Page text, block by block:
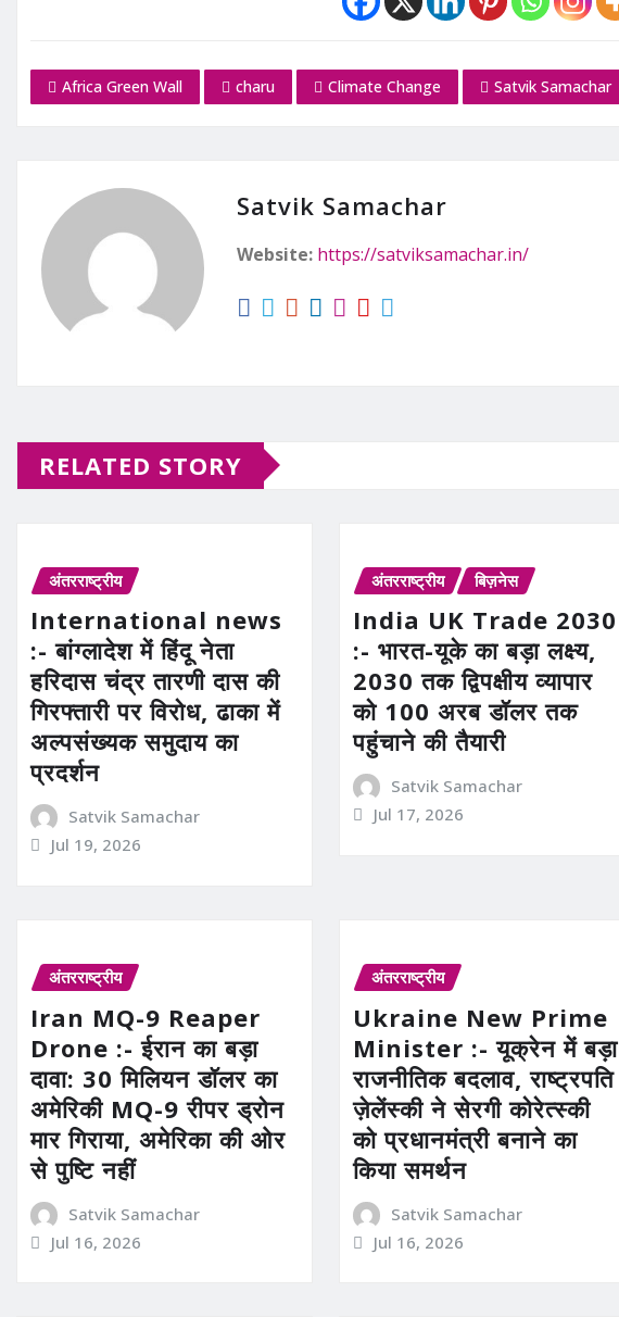
Africa Green Wall charu Climate Change Satvik Samachar
Satvik Samachar
Website: https://satviksamachar.in/
RELATED STORY
अंतरराष्ट्रीय
International news
:- बांग्लादेश में हिंदू नेता
हरिदास चंद्र तारणी दास की
गिरफ्तारी पर विरोध, ढाका में
अल्पसंख्यक समुदाय का
प्रदर्शन
Satvik Samachar
Jul 19, 2026
अंतरराष्ट्रीय बिज़नेस
India UK Trade 2030
:- भारत-यूके का बड़ा लक्ष्य,
2030 तक द्विपक्षीय व्यापार
को 100 अरब डॉलर तक
पहुंचाने की तैयारी
Satvik Samachar
Jul 17, 2026
अंतरराष्ट्रीय
Iran MQ-9 Reaper
Drone :- ईरान का बड़ा
दावा: 30 मिलियन डॉलर का
अमेरिकी MQ-9 रीपर ड्रोन
मार गिराया, अमेरिका की ओर
से पुष्टि नहीं
Satvik Samachar
Jul 16, 2026
अंतरराष्ट्रीय
Ukraine New Prime
Minister :- यूक्रेन में बड़ा
राजनीतिक बदलाव, राष्ट्रपति
ज़ेलेंस्की ने सेरगी कोरेत्स्की
को प्रधानमंत्री बनाने का
किया समर्थन
Satvik Samachar
Jul 16, 2026